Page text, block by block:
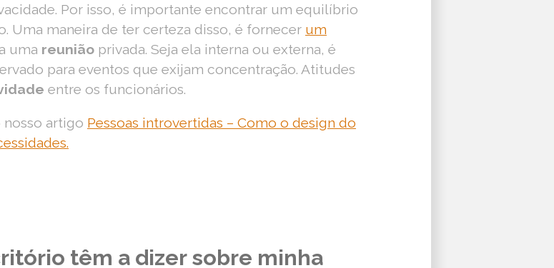
Por isso, é importante encontrar um equilíbrio
Uma maneira de ter certeza disso, é fornecer um
uma reunião privada. Seja ela interna ou externa, é
para eventos que exijam concentração. Atitudes
entre os funcionários.
nosso artigo Pessoas introvertidas – Como o design do
têm a dizer sobre minha